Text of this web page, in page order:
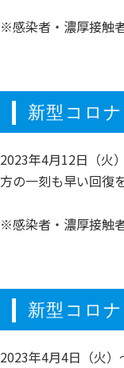
※感染者・濃厚接触
新型コロ
2023年4月12日（火
方の一刻も早い回復
※感染者・濃厚接触
新型コロ
2023年4月4日（火